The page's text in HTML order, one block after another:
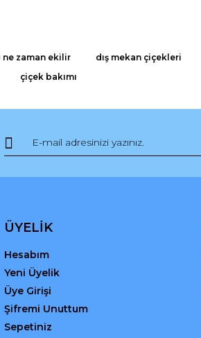
zaman ekilir dış mekan çiçekleri
çiçek bakımı
ÜYELİK
Hesabım
Yeni Üyelik
Üye Girişi
Şifremi Unuttum
Sepetiniz